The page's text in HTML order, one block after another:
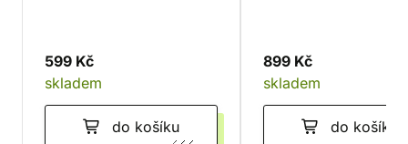
599 Kč
skladem
do košíku
899 Kč
skladem
do košíku